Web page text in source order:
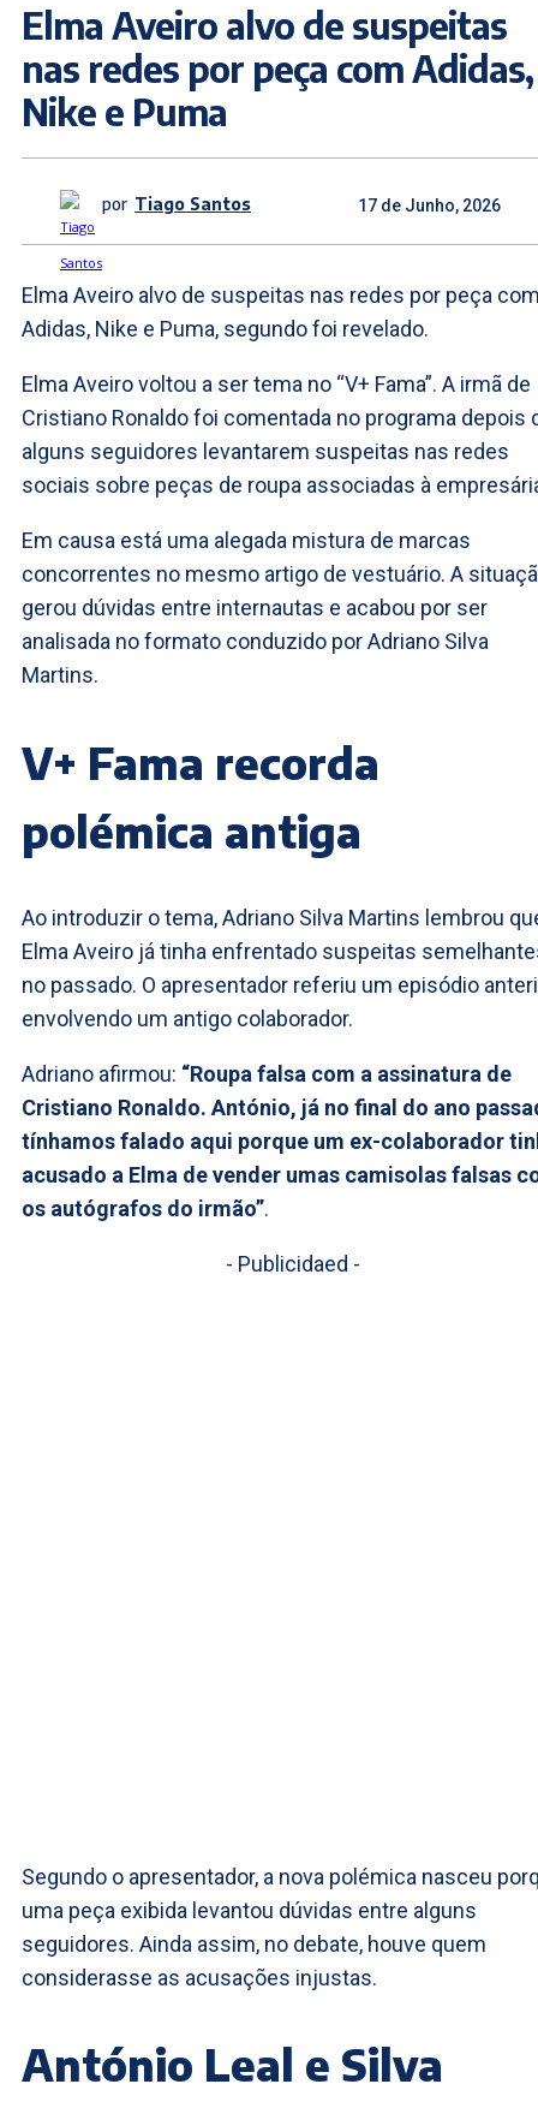
Elma Aveiro alvo de suspeitas
nas redes por peça com Adidas,
Nike e Puma
por Tiago Santos 17 de Junho, 2026
Elma Aveiro alvo de suspeitas nas redes por peça
Adidas, Nike e Puma, segundo foi revelado.
Elma Aveiro voltou a ser tema no “V+ Fama”. A irmã de
Cristiano Ronaldo foi comentada no programa depois
alguns seguidores levantarem suspeitas nas redes
sociais sobre peças de roupa associadas à
Em causa está uma alegada mistura de marcas
concorrentes no mesmo artigo de vestuário. A
gerou dúvidas entre internautas e acabou por ser
analisada no formato conduzido por Adriano Silva
Martins.
V+ Fama recorda
polémica antiga
Ao introduzir o tema, Adriano Silva Martins lembrou
Elma Aveiro já tinha enfrentado suspeitas
no passado. O apresentador referiu um episódio
envolvendo um antigo colaborador.
Adriano afirmou: “Roupa falsa com a assinatura de
Cristiano Ronaldo. António, já no final do ano
tínhamos falado aqui porque um ex-colaborador
acusado a Elma de vender umas camisolas falsas
os autógrafos do irmão”.
- Publicidaed -
Segundo o apresentador, a nova polémica nasceu
uma peça exibida levantou dúvidas entre alguns
seguidores. Ainda assim, no debate, houve quem
considerasse as acusações injustas.
António Leal e Silva